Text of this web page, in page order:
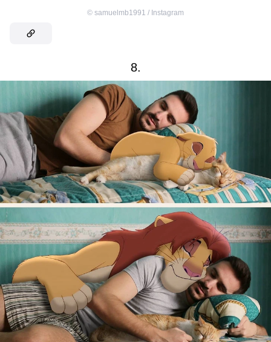
© samuelmb1991 / Instagram
8.